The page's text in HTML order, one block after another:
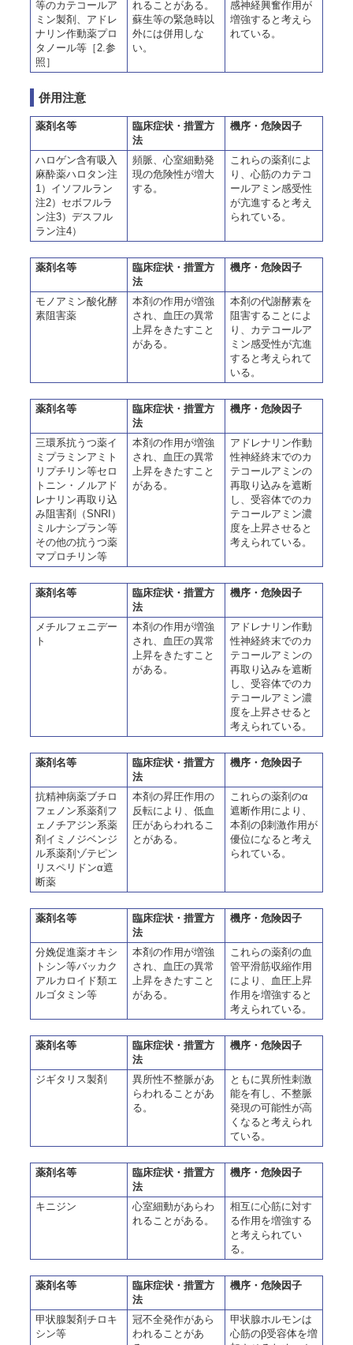
等のカテコールア
ミン製剤、アドレ
ナリン作動薬プロ
タノール等［2.参
照］
れることがある。
蘇生等の緊急時以
外には併用しな
い。
感神経興奮作用が
増強すると考えら
れている。
併用注意
薬剤名等
臨床症状・措置方
法
機序・危険因子
ハロゲン含有吸入
麻酔薬ハロタン注
1）イソフルラン
注2）セボフルラ
ン注3）デスフル
ラン注4）
頻脈、心室細動発
現の危険性が増大
する。
これらの薬剤によ
り、心筋のカテコ
ールアミン感受性
が亢進すると考え
られている。
薬剤名等
臨床症状・措置方
法
機序・危険因子
モノアミン酸化酵
素阻害薬
本剤の作用が増強
され、血圧の異常
上昇をきたすこと
がある。
本剤の代謝酵素を
阻害することによ
り、カテコールア
ミン感受性が亢進
すると考えられて
いる。
薬剤名等
臨床症状・措置方
法
機序・危険因子
三環系抗うつ薬イ
ミプラミンアミト
リプチリン等セロ
トニン・ノルアド
レナリン再取り込
み阻害剤（SNRI）
ミルナシプラン等
その他の抗うつ薬
マプロチリン等
本剤の作用が増強
され、血圧の異常
上昇をきたすこと
がある。
アドレナリン作動
性神経終末でのカ
テコールアミンの
再取り込みを遮断
し、受容体でのカ
テコールアミン濃
度を上昇させると
考えられている。
薬剤名等
臨床症状・措置方
法
機序・危険因子
メチルフェニデー
ト
本剤の作用が増強
され、血圧の異常
上昇をきたすこと
がある。
アドレナリン作動
性神経終末でのカ
テコールアミンの
再取り込みを遮断
し、受容体でのカ
テコールアミン濃
度を上昇させると
考えられている。
薬剤名等
臨床症状・措置方
法
機序・危険因子
抗精神病薬ブチロ
フェノン系薬剤フ
ェノチアジン系薬
剤イミノジベンジ
ル系薬剤ゾテピン
リスペリドンα遮
断薬
本剤の昇圧作用の
反転により、低血
圧があらわれるこ
とがある。
これらの薬剤のα
遮断作用により、
本剤のβ刺激作用が
優位になると考え
られている。
薬剤名等
臨床症状・措置方
法
機序・危険因子
分娩促進薬オキシ
トシン等バッカク
アルカロイド類エ
ルゴタミン等
本剤の作用が増強
され、血圧の異常
上昇をきたすこと
がある。
これらの薬剤の血
管平滑筋収縮作用
により、血圧上昇
作用を増強すると
考えられている。
薬剤名等
臨床症状・措置方
法
機序・危険因子
ジギタリス製剤
異所性不整脈があ
らわれることがあ
る。
ともに異所性刺激
能を有し、不整脈
発現の可能性が高
くなると考えられ
ている。
薬剤名等
臨床症状・措置方
法
機序・危険因子
キニジン
心室細動があらわ
れることがある。
相互に心筋に対す
る作用を増強する
と考えられてい
る。
薬剤名等
臨床症状・措置方
法
機序・危険因子
甲状腺製剤チロキ
シン等
冠不全発作があら
われることがあ
甲状腺ホルモンは
心筋のβ受容体を増